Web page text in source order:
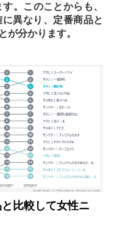
。このことからも、
異なり、定番商品と
が分かります。
比較して女性ニ